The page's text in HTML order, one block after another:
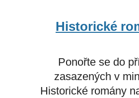
Historické
Ponořte se do
zasazených v
Historické romány